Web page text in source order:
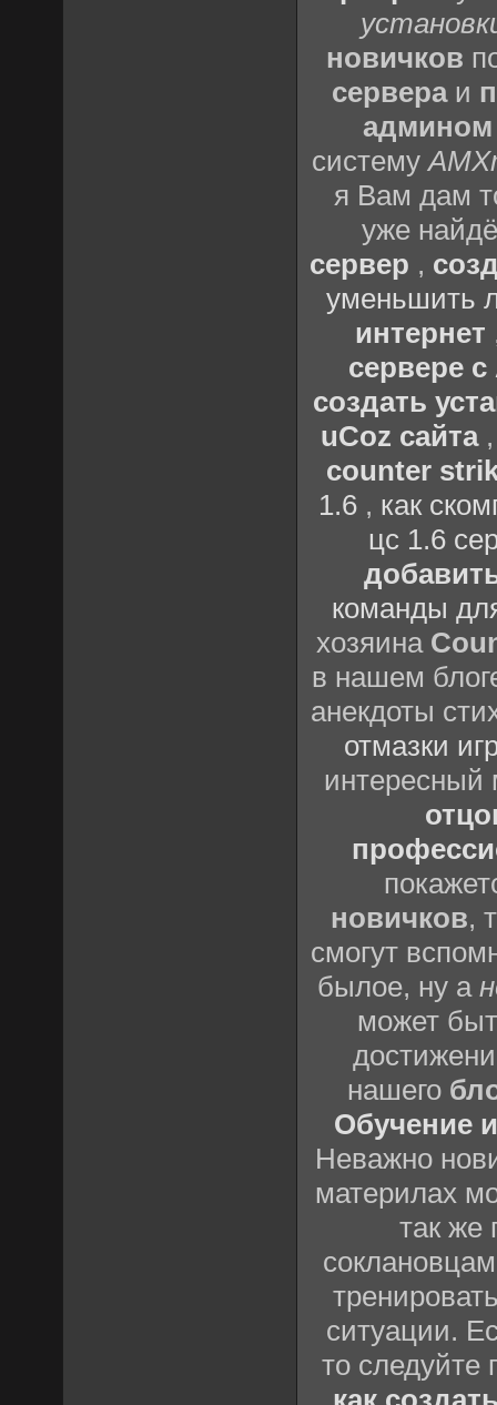
новичков
сервераи
админом
систему
я Вам дам
уже
сервер ,
уменьшить
интернет
сервере
создать
uCoz сайта
counter
1.6, как
цс 1.6
команды
хозяина
в нашем
анекдоты
отмазки
интересный
новичков,
смогут
былое, ну а
может
нашего
Обучение
Неважно
материлах
так же
ситуации.
то